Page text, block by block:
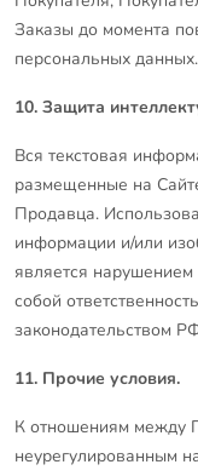
Заказы до момента
персональных данных.
10. Защита
Вся текстовая
размещенные на
Продавца.
информации и/или
является
собой
законодательством
11. Прочие условия.
К отношениям между
неурегулированным